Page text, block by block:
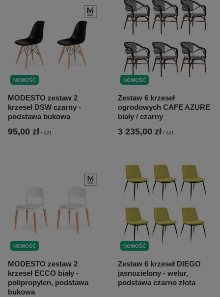
NOWOŚĆ
MODESTO zestaw 2
krzeseł DSW czarny -
podstawa bukowa
95,00 zł / szt.
NOWOŚĆ
Zestaw 6 krzeseł
ogrodowych CAFE AZURE
biały / czarny
3 235,00 zł / szt.
NOWOŚĆ
MODESTO zestaw 2
krzeseł ECCO biały -
polipropylen, podstawa
bukowa
NOWOŚĆ
Zestaw 6 krzeseł DIEGO
jasnozielony - welur,
podstawa czarno złota